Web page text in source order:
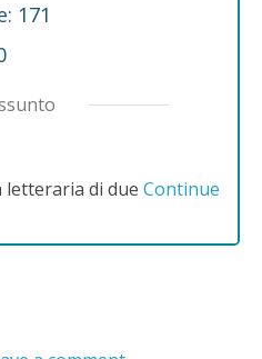
171
letteraria di due Continue